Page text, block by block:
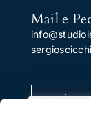
Mail e
pagina